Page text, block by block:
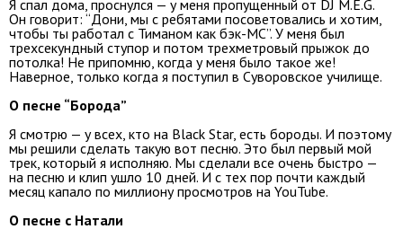
Я спал дома, проснулся — у меня пропущенный от DJ M.E.G.
Он говорит: “Дони, мы с ребятами посоветовались и хотим,
чтобы ты работал с Тиманом как бэк-МС”. У меня был
трехсекундный ступор и потом трехметровый прыжок до
потолка! Не припомню, когда у меня было такое же!
Наверное, только когда я поступил в Суворовское училище.
О песне “Борода”
Я смотрю — у всех, кто на Black Star, есть бороды. И поэтому
мы решили сделать такую вот песню. Это был первый мой
трек, который я исполняю. Мы сделали все очень быстро —
на песню и клип ушло 10 дней. И с тех пор почти каждый
месяц капало по миллиону просмотров на YouTube.
О песне с Натали